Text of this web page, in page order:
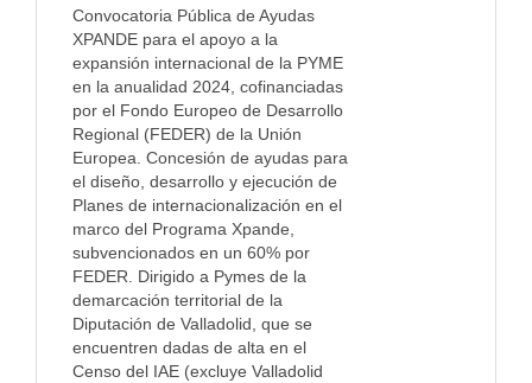
Convocatoria Pública de Ayudas
XPANDE para el apoyo a la
expansión internacional de la PYME
en la anualidad 2024, cofinanciadas
por el Fondo Europeo de Desarrollo
Regional (FEDER) de la Unión
Europea. Concesión de ayudas para
el diseño, desarrollo y ejecución de
Planes de internacionalización en el
marco del Programa Xpande,
subvencionados en un 60% por
FEDER. Dirigido a Pymes de la
demarcación territorial de la
Diputación de Valladolid, que se
encuentren dadas de alta en el
Censo del IAE (excluye Valladolid